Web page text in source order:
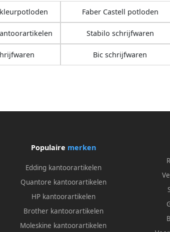
Faber Castell potloden
Stabilo schrijfwaren
Bic schrijfwaren
Populaire merken
Edding kantoorartikelen
Quantore kantoorartikelen
HP kantoorartikelen
Brother kantoorartikelen
Moleskine kantoorartikelen